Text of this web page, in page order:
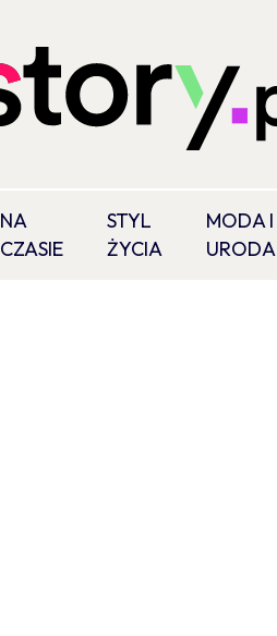
NA
CZASIE
STYL
ŻYCIA
MODA I
URODA